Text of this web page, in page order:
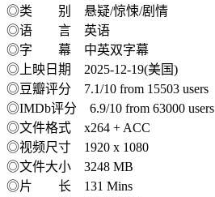
◎类 别 悬疑/惊悚/剧情
◎语 言 英语
◎字 幕 中英双字幕
◎上映日期 2025-12-19(美国)
◎豆瓣评分 7.1/10 from 15503 users
◎IMDb评分 6.9/10 from 63000 users
◎文件格式 x264 + ACC
◎视频尺寸 1920 x 1080
◎文件大小 3248 MB
◎片 长 131 Mins